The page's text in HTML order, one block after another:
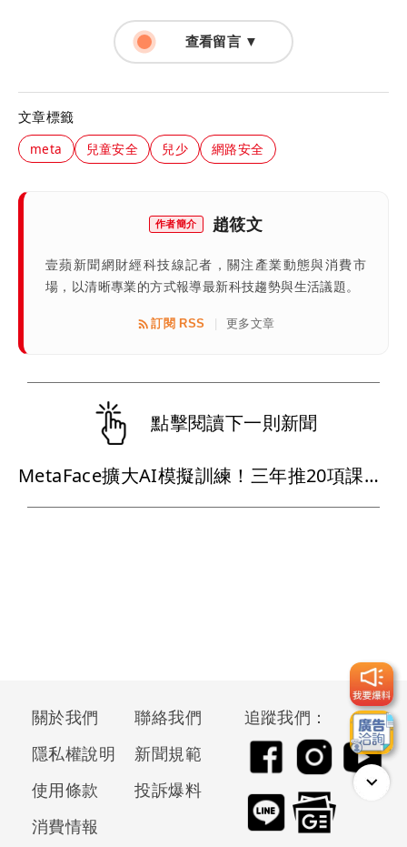
查看留言 ▼
文章標籤
meta 兒童安全 兒少 網路安全
作者簡介 趙筱文
壹蘋新聞網財經科技線記者，關注產業動態與消費市
場，以清晰專業的方式報導最新科技趨勢與生活議題。
訂閱 RSS 更多文章
點擊閱讀下一則新聞
MetaFace擴大AI模擬訓練！三年推20項課程攻護理長照
關於我們
聯絡我們
隱私權說明
新聞規範
使用條款
投訴爆料
消費情報
追蹤我們：